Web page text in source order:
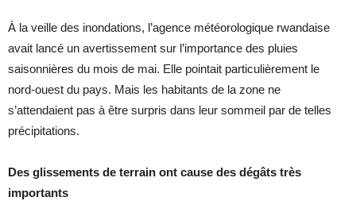
À la veille des inondations, l’agence météorologique rwandaise
avait lancé un avertissement sur l’importance des pluies
saisonnières du mois de mai. Elle pointait particulièrement le
nord-ouest du pays. Mais les habitants de la zone ne
s’attendaient pas à être surpris dans leur sommeil par de telles
précipitations.
Des glissements de terrain ont cause des dégâts très
importants